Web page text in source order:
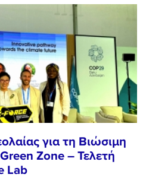
για τη Βιώσιμη
Zone – Τελετή
Lab